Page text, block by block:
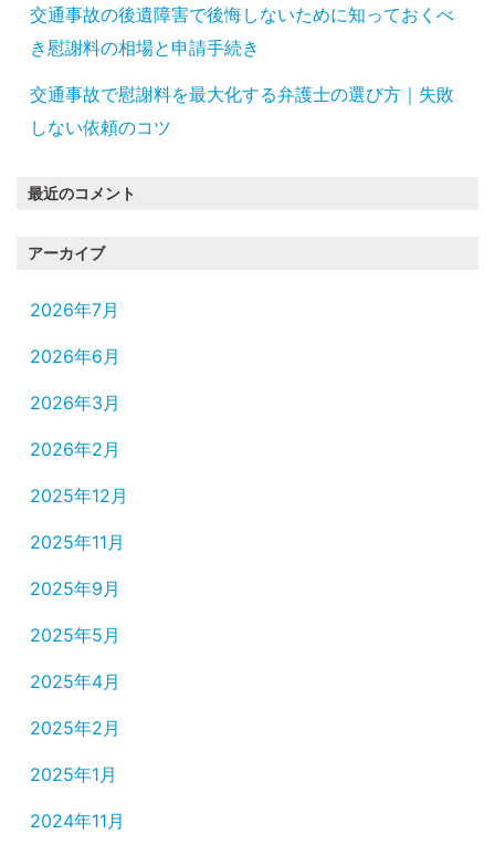
交通事故の後遺障害で後悔しないために知っておくべ
き慰謝料の相場と申請手続き
交通事故で慰謝料を最大化する弁護士の選び方｜失敗
しない依頼のコツ
最近のコメント
アーカイブ
2026年7月
2026年6月
2026年3月
2026年2月
2025年12月
2025年11月
2025年9月
2025年5月
2025年4月
2025年2月
2025年1月
2024年11月